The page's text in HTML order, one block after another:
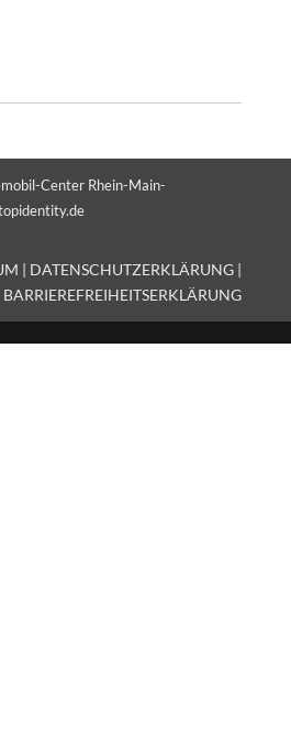
Center Rhein-Main-
| DATENSCHUTZERKLÄRUNG |
BARRIEREFREIHEITSERKLÄRUNG